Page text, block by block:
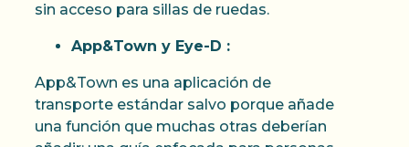
sin acceso para sillas de ruedas.
App&Town y Eye-D :
App&Town es una aplicación de
transporte estándar salvo porque añade
una función que muchas otras deberían